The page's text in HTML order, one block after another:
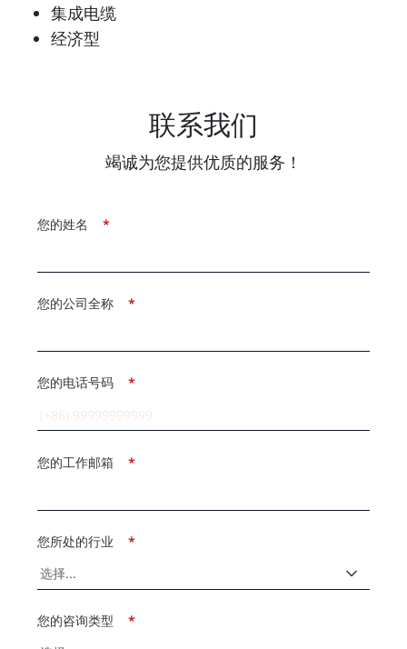
集成电缆
经济型
联系我们
竭诚为您提供优质的服务！
*
您的姓名
*
您的公司全称
*
您的电话号码
*
您的工作邮箱
*
您所处的行业
*
您的咨询类型